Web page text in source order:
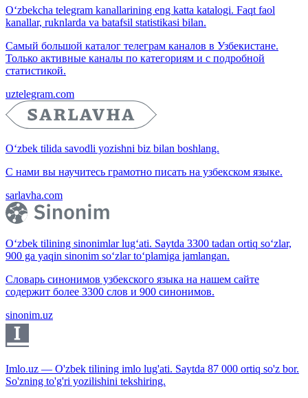
O‘zbekcha telegram kanallarining eng katta katalogi. Faqt faol
kanallar, ruknlarda va batafsil statistikasi bilan.
Самый большой каталог телеграм каналов в Узбекистане.
Только активные каналы по категориям и с подробной
статистикой.
uztelegram.com
O‘zbek tilida savodli yozishni biz bilan boshlang.
С нами вы научитесь грамотно писать на узбекском языке.
sarlavha.com
O‘zbek tilining sinonimlar lug‘ati. Saytda 3300 tadan ortiq so‘zlar,
900 ga yaqin sinonim so‘zlar to‘plamiga jamlangan.
Словарь синонимов узбекского языка на нашем сайте
содержит более 3300 слов и 900 синонимов.
sinonim.uz
Imlo.uz — O'zbek tilining imlo lug'ati. Saytda 87 000 ortiq so'z bor.
So'zning to'g'ri yozilishini tekshiring.